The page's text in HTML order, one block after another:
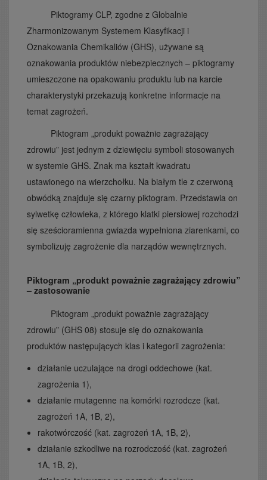
Piktogramy CLP, zgodne z Globalnie
Zharmonizowanym Systemem Klasyfikacji i
Oznakowania Chemikaliów (GHS), używane są
oznakowania produktów niebezpiecznych – piktogramy
umieszczone na opakowaniu produktu lub na karcie
charakterystyki przekazują konkretne informacje na
temat zagrożeń.
Piktogram „produkt poważnie zagrażający
zdrowiu” jest jednym z dziewięciu symboli stosowanych
w systemie GHS. Znak ma kształt kwadratu
ustawionego na wierzchołku. Na białym tle z czerwoną
obwódką znajduje się czarny piktogram. Przedstawia on
sylwetkę człowieka, z którego klatki piersiowej rozchodzi
się sześcioramienna gwiazda wypełniona ziarenkami, co
symbolizuję zagrożenie dla narządów wewnętrznych.
Piktogram „produkt poważnie zagrażający zdrowiu”
– zastosowanie
Piktogram „produkt poważnie zagrażający
zdrowiu” (GHS 08) stosuje się do oznakowania
produktów następujących klas i kategorii zagrożenia:
działanie uczulające na drogi oddechowe (kat.
zagrożenia 1),
działanie mutagenne na komórki rozrodcze (kat.
zagrożeń 1A, 1B, 2),
rakotwórczość (kat. zagrożeń 1A, 1B, 2),
działanie szkodliwe na rozrodczość (kat. zagrożeń
1A, 1B, 2),